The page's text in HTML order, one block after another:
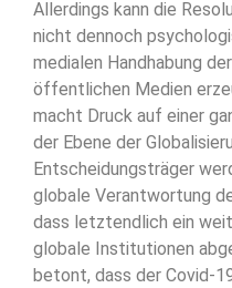
Allerdings kann die
nicht dennoch
medialen Handhabung
öffentlichen Medien
macht Druck auf einer
der Ebene der
Entscheidungsträger
globale Verantwortung
dass letztendlich ein
globale Institutionen
betont, dass der Covid-